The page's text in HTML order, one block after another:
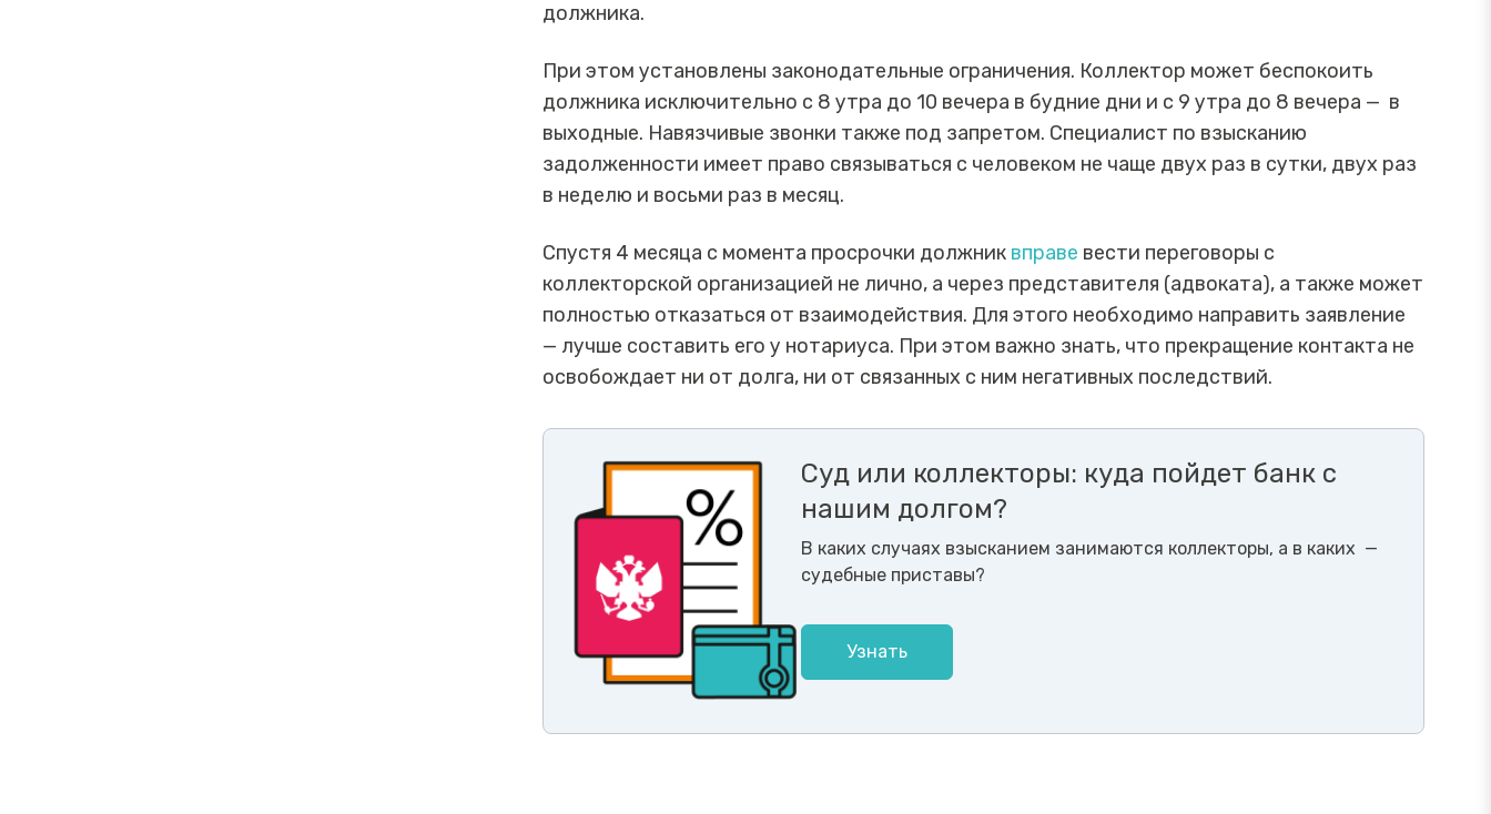
должника.
При этом установлены законодательные ограничения. Коллектор может беспокоить
должника исключительно с 8 утра до 10 вечера в будние дни и с 9 утра до 8 вечера — в
выходные. Навязчивые звонки также под запретом. Специалист по взысканию
задолженности имеет право связываться с человеком не чаще двух раз в сутки, двух раз
в неделю и восьми раз в месяц.
Спустя 4 месяца с момента просрочки должник вправе вести переговоры с
коллекторской организацией не лично, а через представителя (адвоката), а также может
полностью отказаться от взаимодействия. Для этого необходимо направить заявление
— лучше составить его у нотариуса. При этом важно знать, что прекращение контакта не
освобождает ни от долга, ни от связанных с ним негативных последствий.
Суд или коллекторы: куда пойдет банк с
нашим долгом?
В каких случаях взысканием занимаются коллекторы, а в каких —
судебные приставы?
Узнать